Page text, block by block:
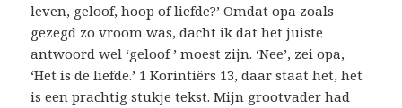
leven, geloof, hoop of liefde?’ Omdat opa zoals
gezegd zo vroom was, dacht ik dat het juiste
antwoord wel ‘geloof ’ moest zijn. ‘Nee’, zei opa,
‘Het is de liefde.’ 1 Korintiërs 13, daar staat het, het
is een prachtig stukje tekst. Mijn grootvader had